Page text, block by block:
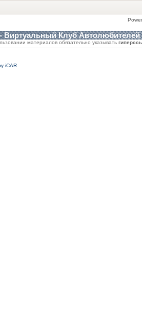
Виртуальный Клуб Автолюбителей
материалов обязательно указывать